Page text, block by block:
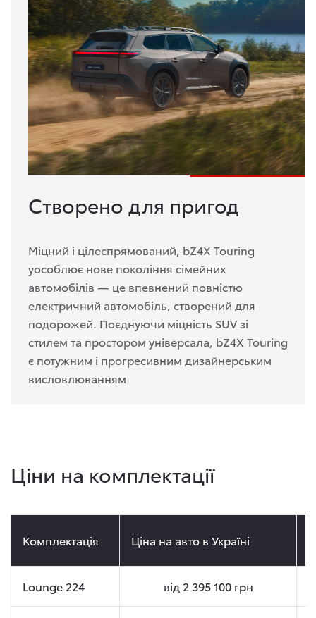
Створено для пригод
Міцний і цілеспрямований, bZ4X Touring
уособлює нове покоління сімейних
автомобілів — це впевнений повністю
електричний автомобіль, створений для
подорожей. Поєднуючи міцність SUV зі
стилем та простором універсала, bZ4X Touring
є потужним і прогресивним дизайнерським
висловлюванням
Ціни на комплектації
Комплектація Ціна на авто в Україні
Lounge 224 від 2 395 100грн